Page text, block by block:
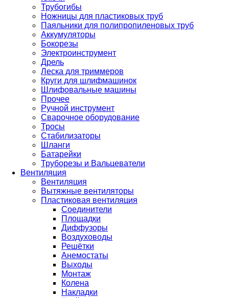
Трубогибы
Ножницы для пластиковых труб
Паяльники для полипропиленовых труб
Аккумуляторы
Бокорезы
Электроинструмент
Дрель
Леска для триммеров
Круги для шлифмашинок
Шлифовальные машины
Прочее
Ручной инструмент
Сварочное оборудование
Тросы
Стабилизаторы
Шланги
Батарейки
Труборезы и Вальцеватели
Вентиляция
Вентиляция
Вытяжные вентиляторы
Пластиковая вентиляция
Соединители
Площадки
Диффузоры
Воздуховоды
Решётки
Анемостаты
Выходы
Монтаж
Колена
Накладки